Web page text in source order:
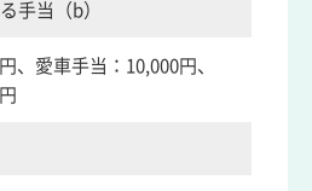
手当（b）
、愛車手当：10,000円、